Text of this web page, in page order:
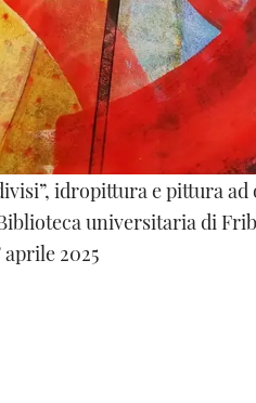
idropittura e pittura ad
universitaria di
2025